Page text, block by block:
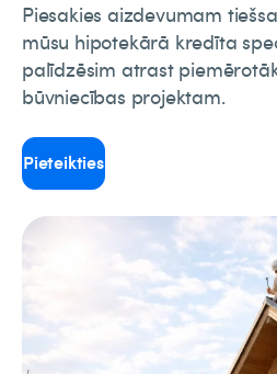
Piesakies aizdevumam
mūsu hipotekārā kredīta
palīdzēsim atrast
būvniecības projektam.
Pieteikties